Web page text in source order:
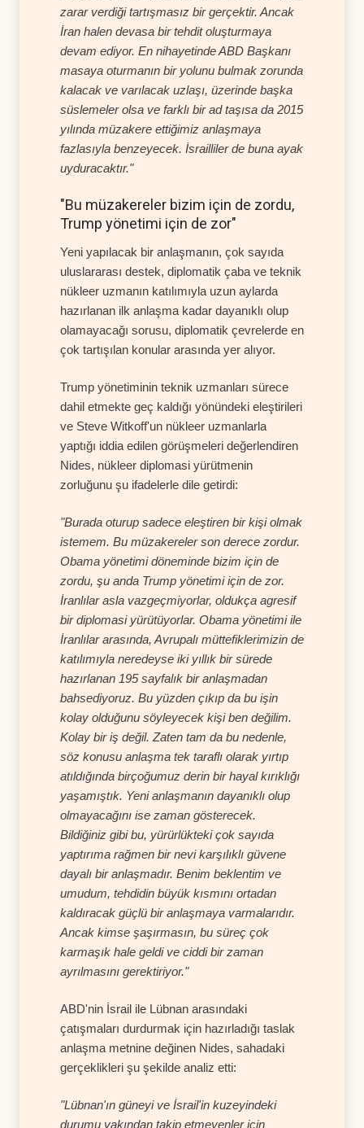
zarar verdiği tartışmasız bir gerçektir. Ancak
İran halen devasa bir tehdit oluşturmaya
devam ediyor. En nihayetinde ABD Başkanı
masaya oturmanın bir yolunu bulmak zorunda
kalacak ve varılacak uzlaşı, üzerinde başka
süslemeler olsa ve farklı bir ad taşısa da 2015
yılında müzakere ettiğimiz anlaşmaya
fazlasıyla benzeyecek. İsrailliler de buna ayak
uyduracaktır."
"Bu müzakereler bizim için de zordu,
Trump yönetimi için de zor"
Yeni yapılacak bir anlaşmanın, çok sayıda
uluslararası destek, diplomatik çaba ve teknik
nükleer uzmanın katılımıyla uzun aylarda
hazırlanan ilk anlaşma kadar dayanıklı olup
olamayacağı sorusu, diplomatik çevrelerde en
çok tartışılan konular arasında yer alıyor.
Trump yönetiminin teknik uzmanları sürece
dahil etmekte geç kaldığı yönündeki eleştirileri
ve Steve Witkoff'un nükleer uzmanlarla
yaptığı iddia edilen görüşmeleri değerlendiren
Nides, nükleer diplomasi yürütmenin
zorluğunu şu ifadelerle dile getirdi:
"Burada oturup sadece eleştiren bir kişi olmak
istemem. Bu müzakereler son derece zordur.
Obama yönetimi döneminde bizim için de
zordu, şu anda Trump yönetimi için de zor.
İranlılar asla vazgeçmiyorlar, oldukça agresif
bir diplomasi yürütüyorlar. Obama yönetimi ile
İranlılar arasında, Avrupalı müttefiklerimizin de
katılımıyla neredeyse iki yıllık bir sürede
hazırlanan 195 sayfalık bir anlaşmadan
bahsediyoruz. Bu yüzden çıkıp da bu işin
kolay olduğunu söyleyecek kişi ben değilim.
Kolay bir iş değil. Zaten tam da bu nedenle,
söz konusu anlaşma tek taraflı olarak yırtıp
atıldığında birçoğumuz derin bir hayal kırıklığı
yaşamıştık. Yeni anlaşmanın dayanıklı olup
olmayacağını ise zaman gösterecek.
Bildiğiniz gibi bu, yürürlükteki çok sayıda
yaptırıma rağmen bir nevi karşılıklı güvene
dayalı bir anlaşmadır. Benim beklentim ve
umudum, tehdidin büyük kısmını ortadan
kaldıracak güçlü bir anlaşmaya varmalarıdır.
Ancak kimse şaşırmasın, bu süreç çok
karmaşık hale geldi ve ciddi bir zaman
ayrılmasını gerektiriyor."
ABD'nin İsrail ile Lübnan arasındaki
çatışmaları durdurmak için hazırladığı taslak
anlaşma metnine değinen Nides, sahadaki
gerçeklikleri şu şekilde analiz etti:
"Lübnan'ın güneyi ve İsrail'in kuzeyindeki
durumu yakından takip etmeyenler için